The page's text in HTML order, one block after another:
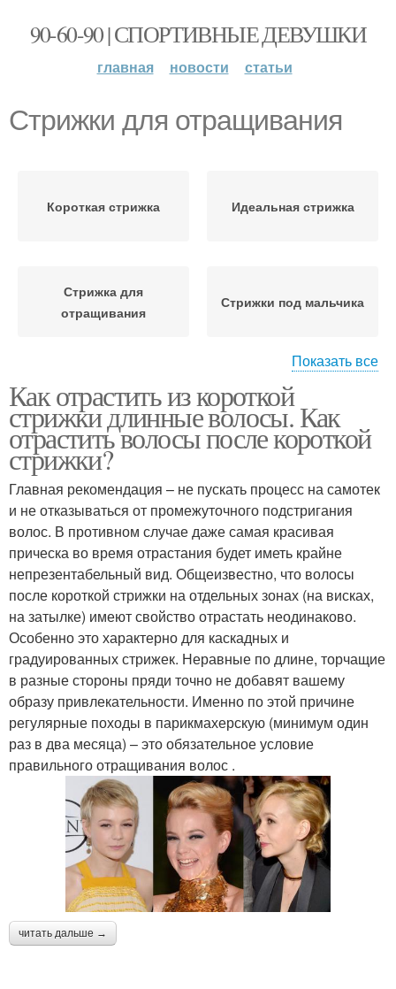
90-60-90 | СПОРТИВНЫЕ ДЕВУШКИ
главная новости статьи
Стрижки для отращивания
Короткая стрижка Идеальная стрижка
Стрижка для
отращивания
Стрижки под мальчика
отращивании
Показать все
Как отрастить из короткой
стрижки длинные волосы. Как
отрастить волосы после короткой
стрижки?
Главная рекомендация – не пускать процесс на самотек
и не отказываться от промежуточного подстригания
волос. В противном случае даже самая красивая
прическа во время отрастания будет иметь крайне
непрезентабельный вид. Общеизвестно, что волосы
после короткой стрижки на отдельных зонах (на висках,
на затылке) имеют свойство отрастать неодинаково.
Особенно это характерно для каскадных и
градуированных стрижек. Неравные по длине, торчащие
в разные стороны пряди точно не добавят вашему
образу привлекательности. Именно по этой причине
регулярные походы в парикмахерскую (минимум один
раз в два месяца) – это обязательное условие
правильного отращивания волос .
читать дальше →